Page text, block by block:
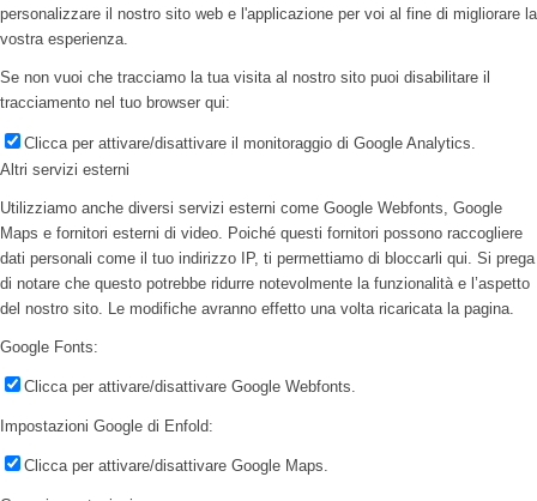
personalizzare il nostro sito web e l'applicazione per voi al fine di migliorare la
vostra esperienza.
Se non vuoi che tracciamo la tua visita al nostro sito puoi disabilitare il
tracciamento nel tuo browser qui:
Clicca per attivare/disattivare il monitoraggio di Google Analytics.
Altri servizi esterni
Utilizziamo anche diversi servizi esterni come Google Webfonts, Google
Maps e fornitori esterni di video. Poiché questi fornitori possono raccogliere
dati personali come il tuo indirizzo IP, ti permettiamo di bloccarli qui. Si prega
di notare che questo potrebbe ridurre notevolmente la funzionalità e l’aspetto
del nostro sito. Le modifiche avranno effetto una volta ricaricata la pagina.
Google Fonts:
Clicca per attivare/disattivare Google Webfonts.
Impostazioni Google di Enfold:
Clicca per attivare/disattivare Google Maps.